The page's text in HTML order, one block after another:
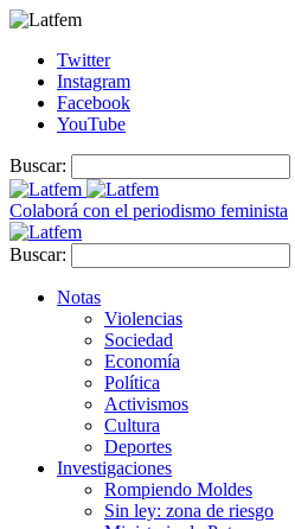
Twitter
Instagram
Facebook
YouTube
Buscar:
Colaborá con el periodismo feminista
Buscar:
Notas
Violencias
Sociedad
Economía
Política
Activismos
Cultura
Deportes
Investigaciones
Rompiendo Moldes
Sin ley: zona de riesgo